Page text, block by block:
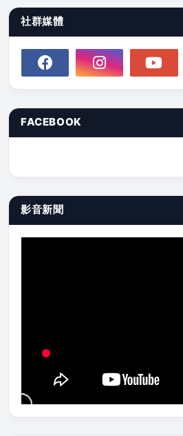
社群媒體
FACEBOOK
影音新聞